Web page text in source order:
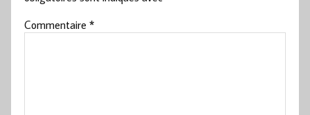
Commentaire*